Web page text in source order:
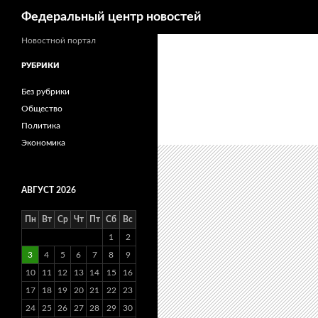
Федеральный центр новостей
Новостной портал
РУБРИКИ
Без рубрики
Общество
Политика
Экономика
АВГУСТ 2026
Пн Вт Ср Чт Пт Сб Вс
1 2
3 4 5 6 7 8 9
10 11 12 13 14 15 16
17 18 19 20 21 22 23
24 25 26 27 28 29 30